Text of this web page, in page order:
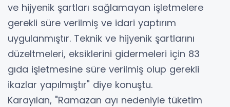
ve hijyenik şartları sağlamayan işletmelere
gerekli süre verilmiş ve idari yaptırım
uygulanmıştır. Teknik ve hijyenik şartlarını
düzeltmeleri, eksiklerini gidermeleri için 83
gıda işletmesine süre verilmiş olup gerekli
ikazlar yapılmıştır" diye konuştu.
Karayılan, "Ramazan ayı nedeniyle tüketim